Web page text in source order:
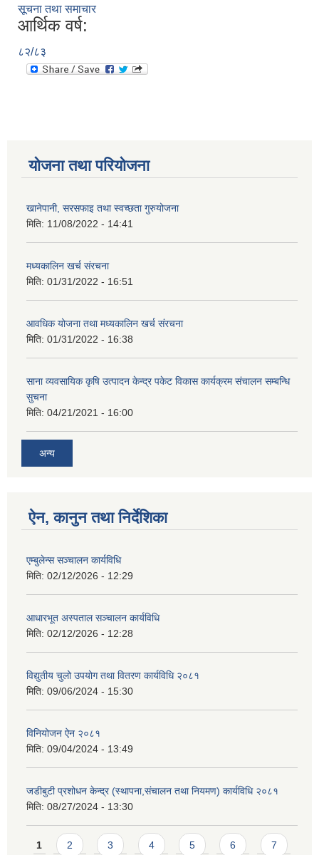
सूचना तथा समाचार
आर्थिक वर्ष:
८२/८३
योजना तथा परियोजना
खानेपानी, सरसफाइ तथा स्वच्छता गुरुयोजना
मिति: 11/08/2022 - 14:41
मध्यकालिन खर्च संरचना
मिति: 01/31/2022 - 16:51
आवधिक योजना तथा मध्यकालिन खर्च संरचना
मिति: 01/31/2022 - 16:38
साना व्यवसायिक कृषि उत्पादन केन्द्र पकेट विकास कार्यक्रम संचालन सम्बन्धि
सुचना
मिति: 04/21/2021 - 16:00
अन्य
ऐन, कानुन तथा निर्देशिका
एम्बुलेन्स सञ्चालन कार्यविधि
मिति: 02/12/2026 - 12:29
आधारभूत अस्पताल सञ्चालन कार्यविधि
मिति: 02/12/2026 - 12:28
विद्युतीय चुलो उपयोग तथा वितरण कार्यविधि २०८१
मिति: 09/06/2024 - 15:30
विनियोजन ऐन २०८१
मिति: 09/04/2024 - 13:49
जडीबुटी प्रशोधन केन्द्र (स्थापना,संचालन तथा नियमण) कार्यविधि २०८१
मिति: 08/27/2024 - 13:30
Pages
1 2 3 4 5 6 7